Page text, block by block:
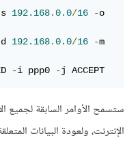
s 192.168.0.0/16 -o
d 192.168.0.0/16 -m
-i ppp0 -j ACCEPT
ستسمح الأوامر السابقة لجميع
الإنترنت، ولعودة البيانات